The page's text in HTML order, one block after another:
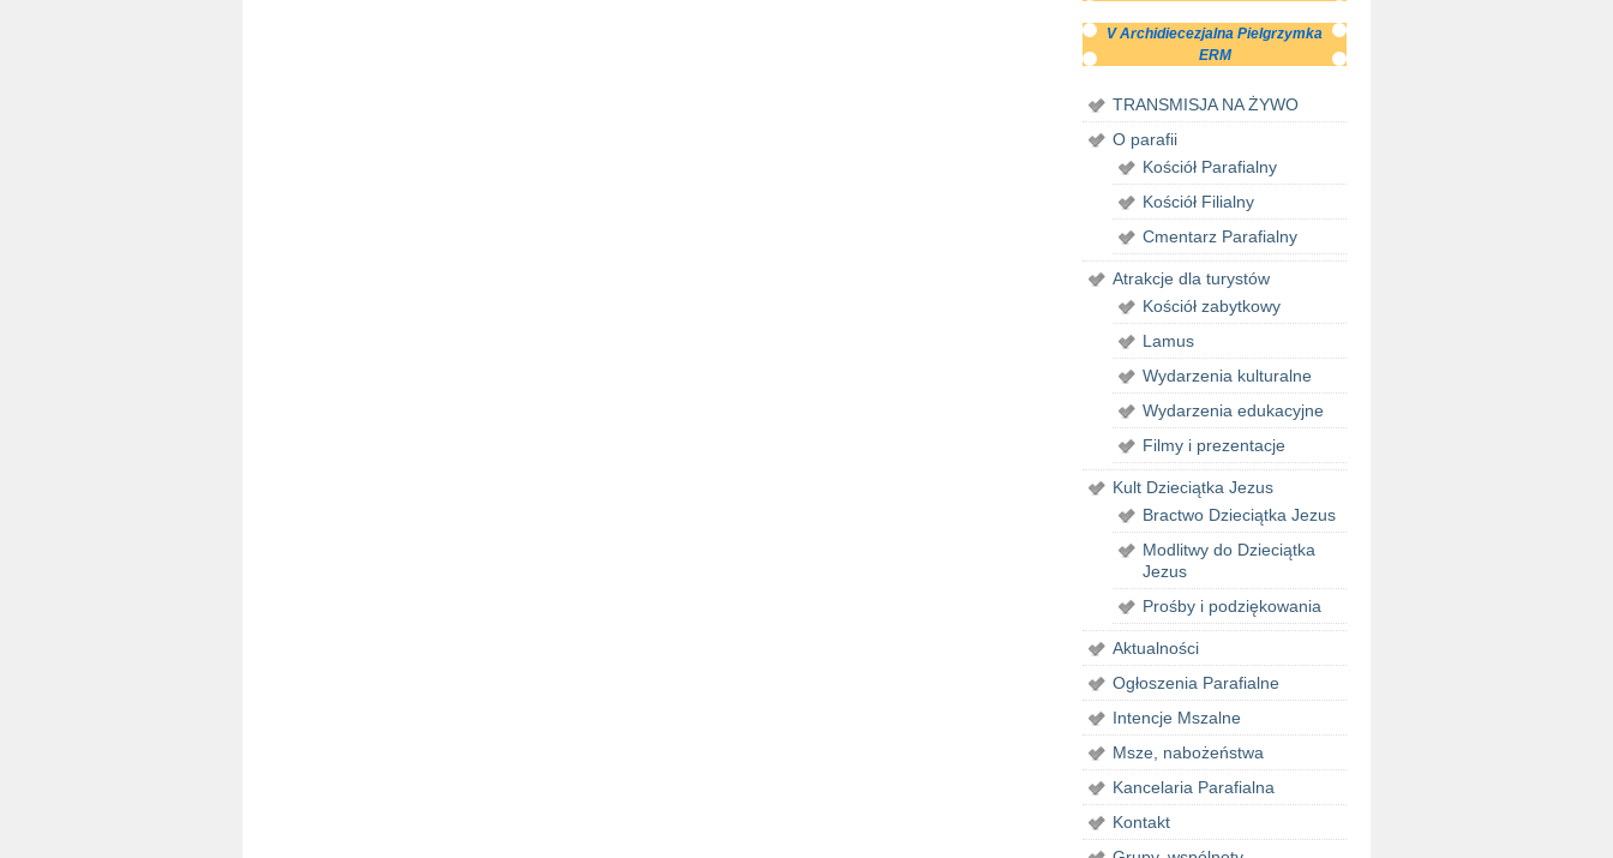
V Archidiecezjalna Pielgrzymka
ERM
TRANSMISJA NA ŻYWO
O parafii
Kościół Parafialny
Kościół Filialny
Cmentarz Parafialny
Atrakcje dla turystów
Kościół zabytkowy
Lamus
Wydarzenia kulturalne
Wydarzenia edukacyjne
Filmy i prezentacje
Kult Dzieciątka Jezus
Bractwo Dzieciątka Jezus
Modlitwy do Dzieciątka
Jezus
Prośby i podziękowania
Aktualności
Ogłoszenia Parafialne
Intencje Mszalne
Msze, nabożeństwa
Kancelaria Parafialna
Kontakt